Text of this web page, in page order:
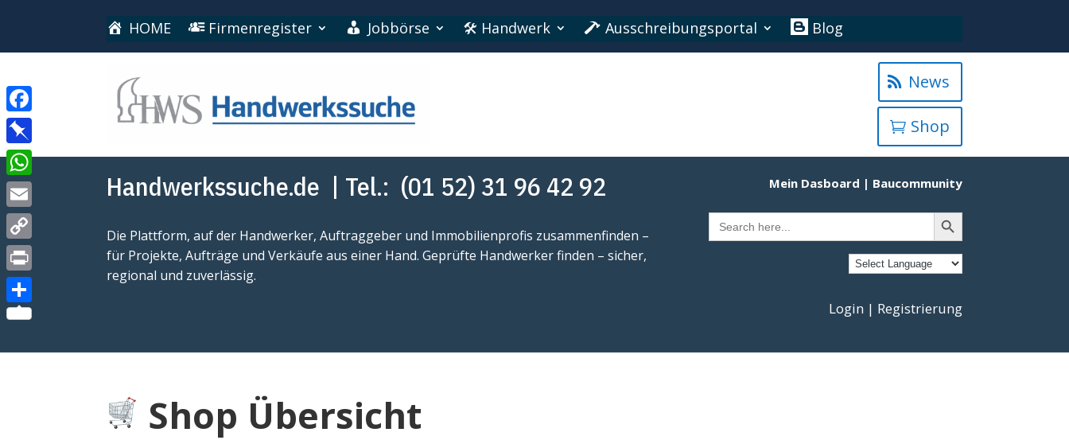
HOME Firmenregister Jobbörse 🛠 Handwerk Ausschreibungsportal Blog
News
Shop
Handwerkssuche.de | Tel.: (01 52) 31 96 42 92
Die Plattform, auf der Handwerker, Auftraggeber und Immobilienprofis zusammenfinden –
für Projekte, Aufträge und Verkäufe aus einer Hand. Geprüfte Handwerker finden – sicher,
regional und zuverlässig.
Mein Dasboard | Baucommunity
Search
for:
Search Button
Login | Registrierung
Shop Übersicht
Facebook
Pinboard
WhatsApp
Email
Copy
Link
Print
Teilen